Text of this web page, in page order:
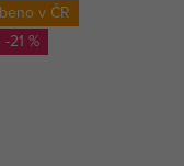
v ČR
-21 %